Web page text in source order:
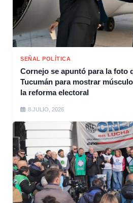
SEÑAL POLÍTICA
Cornejo se apuntó para la foto
Tucumán para mostrar
la reforma electoral
8 JULIO, 2026